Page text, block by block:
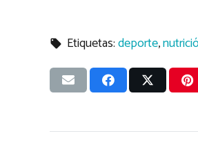
local_offer Etiquetas:deporte,